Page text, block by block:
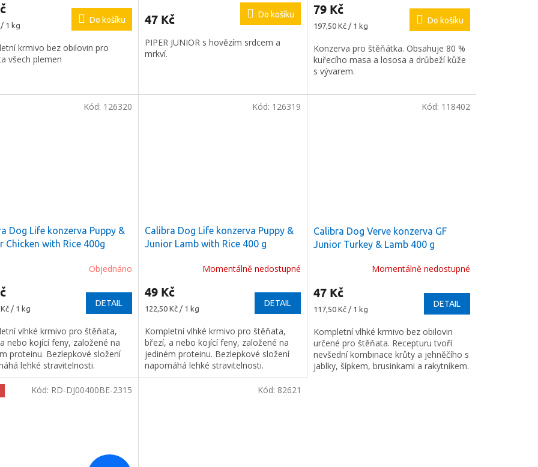
/ 1 kg
Do košíku
krmivo bez obilovin pro
všech plemen
47 Kč Do košíku
PIPER JUNIOR s hovězím srdcem a
mrkví.
79 Kč
Měrná
197,50 Kč / 1 kg
Do košíku
Konzerva pro štěňátka. Obsahuje 80 %
kuřecího masa a lososa a drůbeží kůže
s vývarem.
Dog Life konzerva Puppy &
Chicken with Rice 400g
Objednáno
/ 1 kg
DETAIL
vlhké krmivo pro štěňata,
nebo kojící feny, založené na
proteinu. Bezlepkové složení
lehké stravitelnosti.
Kód: 126320
Calibra Dog Life konzerva Puppy &
Junior Lamb with Rice 400 g
Momentálně nedostupné
49 Kč
Měrná
122,50 Kč / 1 kg
DETAIL
Kompletní vlhké krmivo pro štěňata,
březí, a nebo kojící feny, založené na
jediném proteinu. Bezlepkové složení
napomáhá lehké stravitelnosti.
Kód: 126319
Calibra Dog Verve konzerva GF
Junior Turkey & Lamb 400 g
Momentálně nedostupné
47 Kč
Měrná
117,50 Kč / 1 kg
DETAIL
Kompletní vlhké krmivo bez obilovin
určené pro štěňata. Recepturu tvoří
nevšední kombinace krůty a jehněčího s
jablky, šípkem, brusinkami a rakytníkem.
Kód: 118402
Kód: RD-DJ00400BE-2315 Kód: 82621